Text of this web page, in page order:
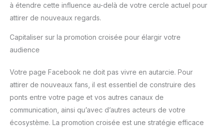
à étendre cette influence au-delà de votre cercle actuel pour
attirer de nouveaux regards.
Capitaliser sur la promotion croisée pour élargir votre
audience
Votre page Facebook ne doit pas vivre en autarcie. Pour
attirer de nouveaux fans, il est essentiel de construire des
ponts entre votre page et vos autres canaux de
communication, ainsi qu’avec d’autres acteurs de votre
écosystème. La promotion croisée est une stratégie efficace